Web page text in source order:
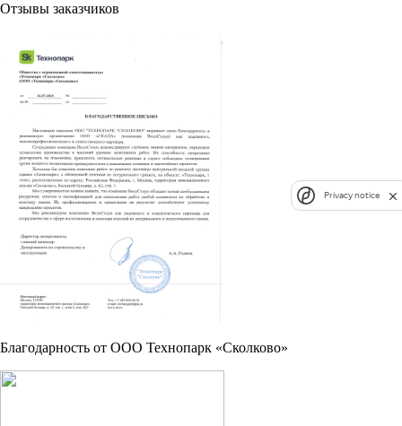
Отзывы заказчиков
Благодарность от OOO Технопарк «Сколково»
Privacy notice